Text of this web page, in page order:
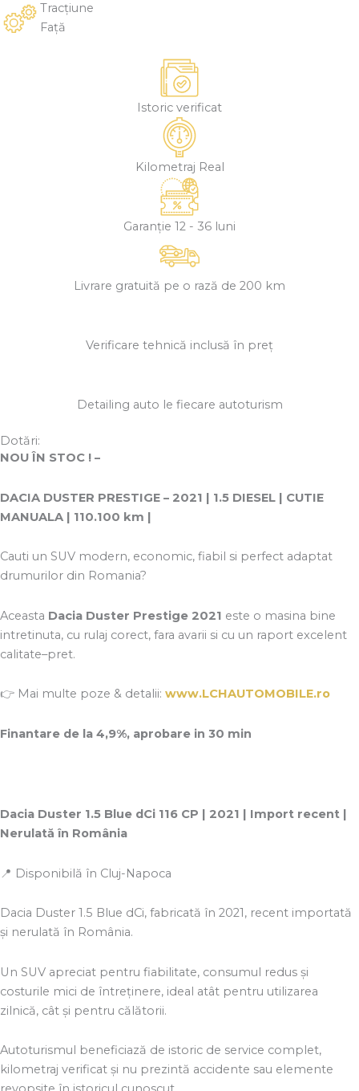
Tracțiune
Față
Istoric verificat
Kilometraj Real
Garanție 12 - 36 luni
Livrare gratuită pe o rază de 200 km
Verificare tehnică inclusă în preț
Detailing auto le fiecare autoturism
Dotări:
NOU ÎN STOC ! –
DACIA DUSTER PRESTIGE – 2021 | 1.5 DIESEL | CUTIE
MANUALA | 110.100 km |
Cauti un SUV modern, economic, fiabil si perfect adaptat
drumurilor din Romania?
Aceasta Dacia Duster Prestige 2021 este o masina bine
intretinuta, cu rulaj corect, fara avarii si cu un raport excelent
calitate–pret.
👉 Mai multe poze & detalii: www.LCHAUTOMOBILE.ro
Finantare de la 4,9%, aprobare in 30 min
Dacia Duster 1.5 Blue dCi 116 CP | 2021 | Import recent |
Nerulată în România
📍 Disponibilă în Cluj-Napoca
Dacia Duster 1.5 Blue dCi, fabricată în 2021, recent importată
și nerulată în România.
Un SUV apreciat pentru fiabilitate, consumul redus și
costurile mici de întreținere, ideal atât pentru utilizarea
zilnică, cât și pentru călătorii.
Autoturismul beneficiază de istoric de service complet,
kilometraj verificat și nu prezintă accidente sau elemente